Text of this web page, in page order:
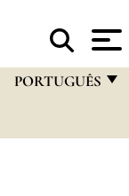
PORTUGUÊS